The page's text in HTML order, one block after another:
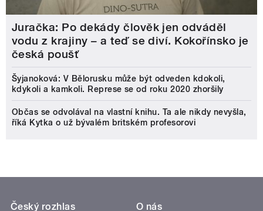
Juračka: Po dekády člověk jen odváděl
vodu z krajiny – a teď se diví. Kokořínsko je
česká poušť
Šyjanoková: V Bělorusku může být odveden kdokoli,
kdykoli a kamkoli. Represe se od roku 2020 zhoršily
Občas se odvolával na vlastní knihu. Ta ale nikdy nevyšla,
říká Kytka o už bývalém britském profesorovi
Český rozhlas
O nás